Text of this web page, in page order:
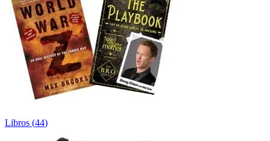
Libros (44)